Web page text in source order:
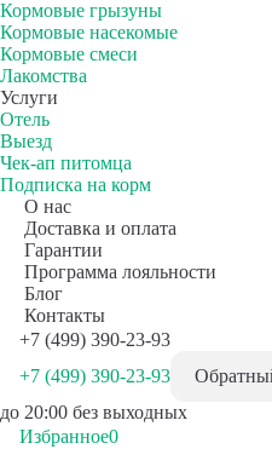
Кормовые грызуны
Кормовые насекомые
Кормовые смеси
Лакомства
Услуги
Отель
Выезд
Чек-ап питомца
Подписка на корм
О нас
Доставка и оплата
Гарантии
Программа лояльности
Блог
Контакты
+7 (499) 390-23-93
+7 (499) 390-23-93
до 20:00 без выходных
Избранное0